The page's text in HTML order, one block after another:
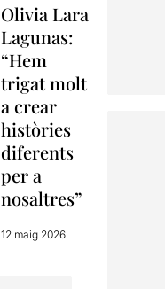
Olivia Lara
Lagunas:
“Hem
trigat molt
a crear
històries
diferents
per a
nosaltres”
12 maig 2026